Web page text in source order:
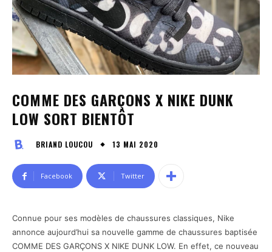
COMME DES GARÇONS X NIKE DUNK
LOW SORT BIENTÔT
BRIAND LOUCOU 13 MAI 2020
Facebook Twitter
Connue pour ses modèles de chaussures classiques, Nike
annonce aujourd’hui sa nouvelle gamme de chaussures baptisée
COMME DES GARÇONS X NIKE DUNK LOW. En effet, ce nouveau